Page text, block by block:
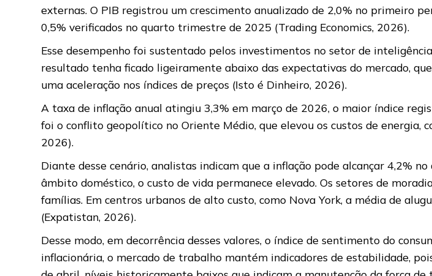
externas. O PIB registrou um crescimento anualizado de 2,0% no primeiro
0,5% verificados no quarto trimestre de 2025 (Trading Economics, 2026).
Esse desempenho foi sustentado pelos investimentos no setor de
resultado tenha ficado ligeiramente abaixo das expectativas do mercado,
uma aceleração nos índices de preços (Isto é Dinheiro, 2026).
A taxa de inflação anual atingiu 3,3% em março de 2026, o maior índice
foi o conflito geopolítico no Oriente Médio, que elevou os custos de energia,
2026).
Diante desse cenário, analistas indicam que a inflação pode alcançar 4,2%
âmbito doméstico, o custo de vida permanece elevado. Os setores de
famílias. Em centros urbanos de alto custo, como Nova York, a média de
(Expatistan, 2026).
Desse modo, em decorrência desses valores, o índice de sentimento do
inflacionária, o mercado de trabalho mantém indicadores de estabilidade,